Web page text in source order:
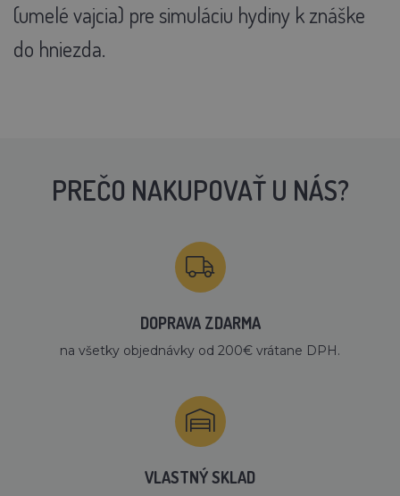
(umelé vajcia) pre simuláciu hydiny k znáške
do hniezda.
PREČO NAKUPOVAŤ U NÁS?
DOPRAVA ZDARMA
na všetky objednávky od 200€ vrátane DPH.
VLASTNÝ SKLAD